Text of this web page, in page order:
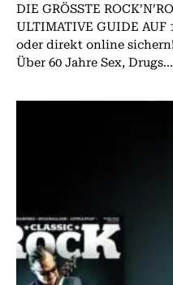
DIE GRÖSSTE
ULTIMATIVE GUIDE AUF
oder direkt online
Über 60 Jahre Sex, Drugs...